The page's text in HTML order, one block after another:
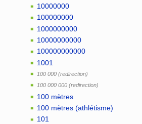
10000000
100000000
1000000000
10000000000
100000000000
1001
100 000
100 000 000
100 mètres
100 mètres (athlétisme)
101